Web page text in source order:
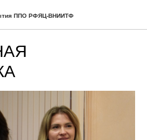
ППО РФЯЦ-ВНИИТФ